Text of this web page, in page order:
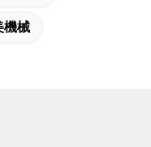
機械